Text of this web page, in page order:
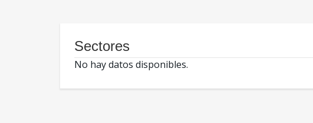
Sectores
No hay datos disponibles.